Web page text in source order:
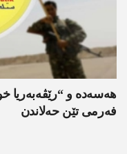
هەسەدە و
فەرمی تێن حەلاندن